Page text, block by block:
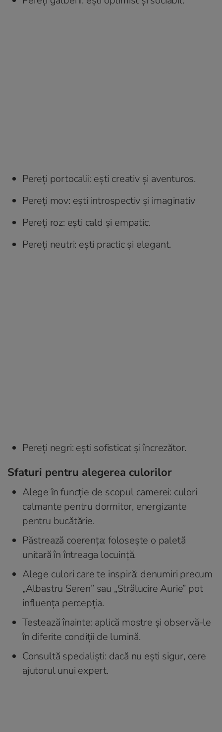
Pereți portocalii: ești creativ și aventuros.
Pereți mov: ești introspectiv și imaginativ
Pereți roz: ești cald și empatic.
Pereți neutri: ești practic și elegant.
Pereți negri: ești sofisticat și încrezător.
Sfaturi pentru alegerea culorilor
Alege în funcție de scopul camerei: culori
calmante pentru dormitor, energizante
pentru bucătărie.
Păstrează coerența: folosește o paletă
unitară în întreaga locuință.
Alege culori care te inspiră: denumiri precum
„Albastru Seren” sau „Strălucire Aurie” pot
influența percepția.
Testează înainte: aplică mostre și observă-le
în diferite condiții de lumină.
Consultă specialiști: dacă nu ești sigur, cere
ajutorul unui expert.